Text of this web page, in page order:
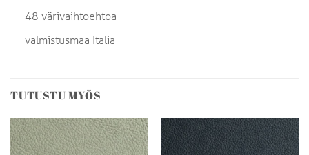
48 värivaihtoehtoa
valmistusmaa Italia
TUTUSTU MYÖS